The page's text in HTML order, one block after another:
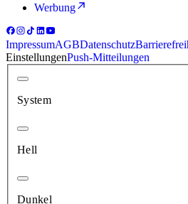
Werbung
ImpressumAGBDatenschutz
EinstellungenPush-Mitteilungen
System
Hell
Dunkel